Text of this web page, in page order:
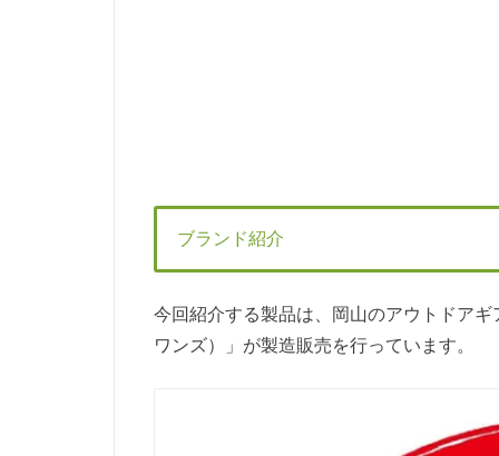
ブランド紹介
今回紹介する製品は、岡山のアウトドア
ワンズ）」が製造販売を行っています。